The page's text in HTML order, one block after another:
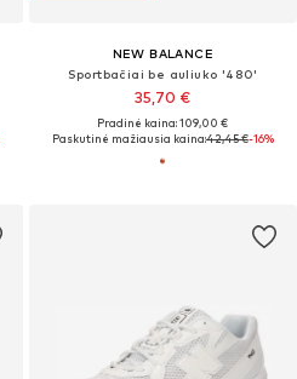
NEW BALANCE
Sportbačiai be auliuko '480'
35,70 €
Pradinė kaina: 109,00 €
Paskutinė mažiausia kaina:42,45 €-16%